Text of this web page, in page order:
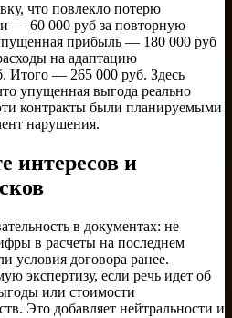
что повлекло потерю
— 60 000 руб за повторную
прибыль — 180 000 руб
на адаптацию
Итого — 265 000 руб. Здесь
упущенная выгода реально
контракты были планируемыми
нарушения.
интересов и
в документах: не
в расчеты на последнем
условия договора ранее.
экспертизу, если речь идет об
или стоимости
Это добавляет нейтральности и